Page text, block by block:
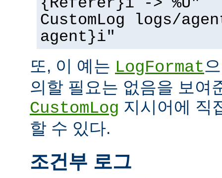
CustomLog logs/
agent}i"
또, 이 예는 LogFormat
의할 필요는 없음을 보여
CustomLog 지시어에 직
할 수 있다.
조건부 로그